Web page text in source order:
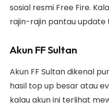
sosial resmi Free Fire.
rajin-rajin pantau update
Akun FF Sultan
Akun FF Sultan dikenal
hasil top up besar atau
kalau akun ini terlihat